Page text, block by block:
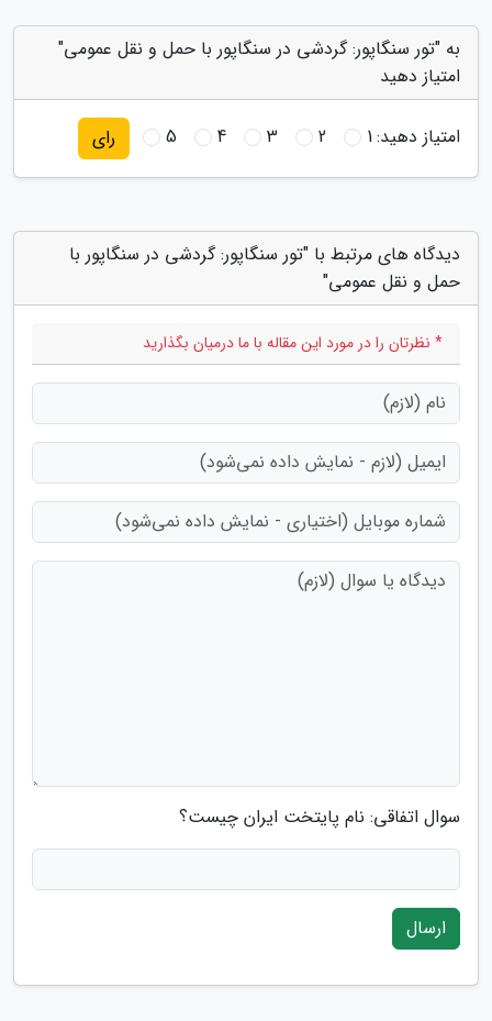
به "تور سنگاپور: گردشی در سنگاپور با حمل و نقل عمومی"
امتیاز دهید
امتیاز دهید:1
2
3
4
5 رای
دیدگاه های مرتبط با "تور سنگاپور: گردشی در سنگاپور با
حمل و نقل عمومی"
* نظرتان را در مورد این مقاله با ما درمیان بگذارید
سوال اتفاقی: نام پایتخت ایران چیست؟
ارسال